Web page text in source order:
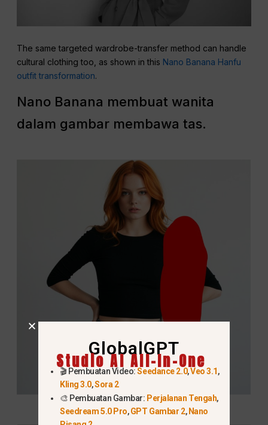
The same targeted wardrobe-transfer method can handle
cultural clothing too, as shown in this Nano Banana Hanfu
outfit transformation.
Nano Banana membuat wanita
dalam gambar membawa tas.
GlobalGPT
Studio AI All-In-One
🎬 Pembuatan Video:Seedance 2.0,Veo 3.1,
Kling 3.0,Sora 2
🎨 Pembuatan Gambar: Perjalanan Tengah,
Seedream 5.0 Pro,GPT Gambar 2,Nano